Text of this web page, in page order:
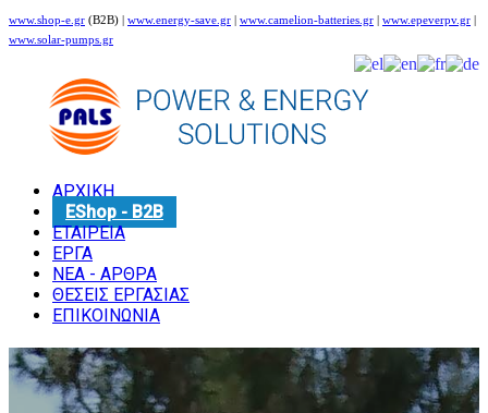
www.shop-e.gr (B2B) | www.energy-save.gr www.camelion-batteries.gr www.epeverpv.gr
www.solar-pumps.gr
ΑΡΧΙΚΗ
EShop - B2B
ΕΤΑΙΡΕΙΑ
ΕΡΓΑ
ΝΕΑ - ΑΡΘΡΑ
ΘΕΣΕΙΣ ΕΡΓΑΣΙΑΣ
ΕΠΙΚΟΙΝΩΝΙΑ